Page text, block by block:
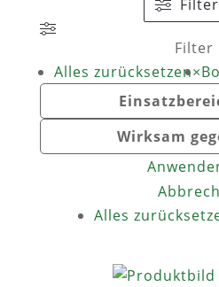
Filter
Alles zurücksetzen×
Wirksam
Alles